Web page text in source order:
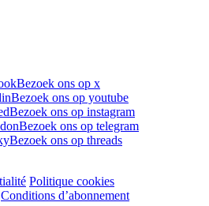
Bezoek ons op x
Bezoek ons op youtube
Bezoek ons op instagram
Bezoek ons op telegram
Bezoek ons op threads
Politique cookies
Conditions d’abonnement